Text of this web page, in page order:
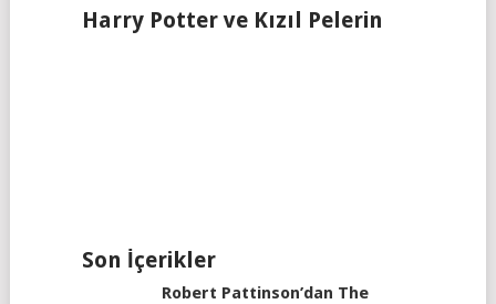
Harry Potter ve Kızıl Pelerin
Son İçerikler
Robert Pattinson’dan The